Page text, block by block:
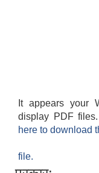
It appears your
display PDF files.
here to download
file.